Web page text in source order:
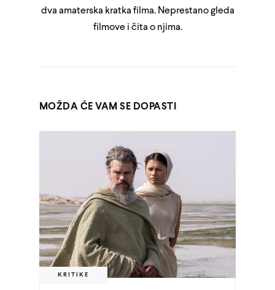
dva amaterska kratka filma. Neprestano gleda
filmove i čita o njima.
MOŽDA ĆE VAM SE DOPASTI
KRITIKE